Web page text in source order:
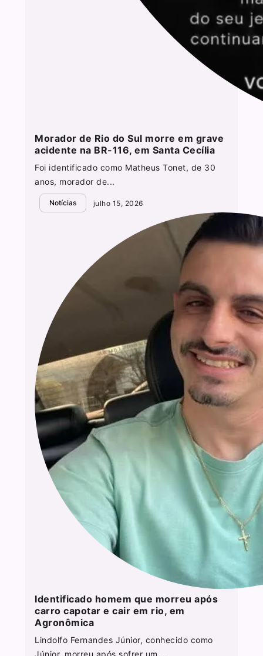
Morador de Rio do Sul morre em grave
acidente na BR-116, em Santa Cecília
Foi identificado como Matheus Tonet, de 30
anos, morador de...
Notícias julho 15, 2026
Identificado homem que morreu após
carro capotar e cair em rio, em
Agronômica
Lindolfo Fernandes Júnior, conhecido como
Júnior, morreu após sofrer um...